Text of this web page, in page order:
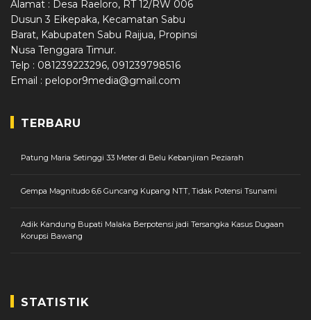
Alamat : Desa Raeloro, RT 12/RW 006
Dusun 3 Eikepaka, Kecamatan Sabu
Barat, Kabupaten Sabu Raijua, Propinsi
Nusa Tenggara Timur.
Telp : 081239223296, 091239798516
Email : pelopor9media@gmail.com
TERBARU
Patung Maria Setinggi 33 Meter di Belu Kebanjiran Peziarah
Gempa Magnitudo 6,6 Guncang Kupang NTT, Tidak Potensi Tsunami
Adik Kandung Bupati Malaka Berpotensi jadi Tersangka Kasus Dugaan
Korupsi Bawang
STATISTIK